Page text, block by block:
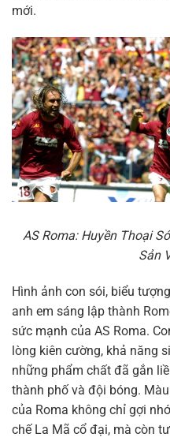
mới.
AS Roma: Huyền Thoại
Sản
Hình ảnh con sói, biểu
anh em sáng lập thành
sức mạnh của AS Roma.
lòng kiên cường, khả năng
những phẩm chất đã gắn
thành phố và đội bóng.
của Roma không chỉ gợi
chế La Mã cổ đại, mà còn